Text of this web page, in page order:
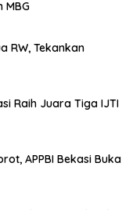
MBG
RW, Tekankan
Raih Juara Tiga IJTI
APPBI Bekasi Buka